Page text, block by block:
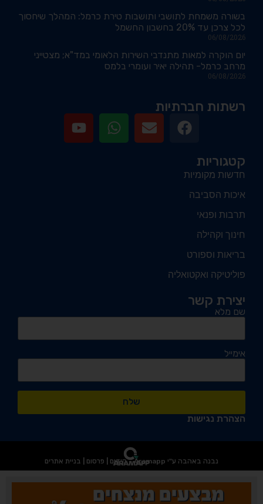
בשורה משמחת לתושבי ותושבות טירת כרמל: המהלך שיחסוך
לכל צרכן עד 20% בחשבון החשמל
06/08/2026
יום הוקרה למאות מתנדבי השירות הלאומי במד"א; מצטייני
מרחב כרמל- תהילה יאיר ועומרי בלמס
06/08/2026
רשתות חברתיות
קטגוריות
חדשות מקומיות
איכות הסביבה
תרבות ופנאי
חינוך וקהילה
בריאות וספורט
פוליטיקה ואקטואליה
יצירת קשר
שם מלא
אימייל
שלח
הצהרת נגישות
נבנה באהבה ע"י Aramapp - קידום | פרסום | בניית אתרים